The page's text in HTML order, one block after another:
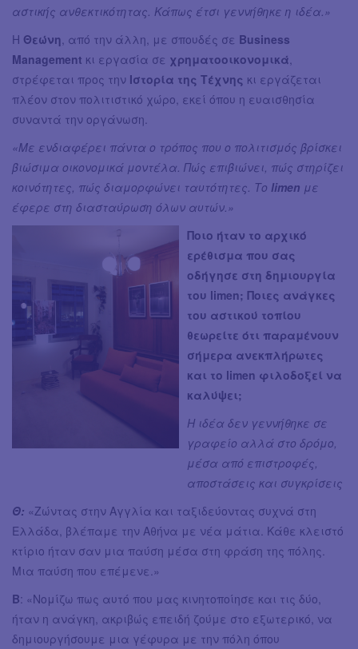
αστικής ανθεκτικότητας. Κάπως έτσι γεννήθηκε η ιδέα.»
Η Θεώνη , από την άλλη, με σπουδές σε Business
Management κι εργασία σε χρηματοοικονομικά
στρέφεται προς την Ιστορία της Τέχνης κι εργάζεται
πλέον στον πολιτιστικό χώρο, εκεί όπου η ευαισθησία
συναντά την οργάνωση.
«Με ενδιαφέρει πάντα ο τρόπος που ο πολιτισμός βρίσκει
βιώσιμα οικονομικά μοντέλα. Πώς επιβιώνει, πώς στηρίζει
κοινότητες, πώς διαμορφώνει ταυτότητες. Το limen με
έφερε στη διασταύρωση όλων αυτών.»
Ποιο ήταν το αρχικό
ερέθισμα που σας
οδήγησε στη δημιουργία
του limen; Ποιες ανάγκες
του αστικού τοπίου
θεωρείτε ότι παραμένουν
σήμερα ανεκπλήρωτες
και το limen φιλοδοξεί να
καλύψει;
Η ιδέα δεν γεννήθηκε σε
γραφείο αλλά στο δρόμο,
μέσα από επιστροφές,
αποστάσεις και συγκρίσεις
Θ: «Ζώντας στην Αγγλία και ταξιδεύοντας συχνά στη
Ελλάδα, βλέπαμε την Αθήνα με νέα μάτια. Κάθε κλειστό
κτίριο ήταν σαν μια παύση μέσα στη φράση της πόλης.
Μια παύση που επέμενε.»
Β: «Νομίζω πως αυτό που μας κινητοποίησε και τις δύο,
ήταν η ανάγκη, ακριβώς επειδή ζούμε στο εξωτερικό, να
δημιουργήσουμε μια γέφυρα με την πόλη όπου